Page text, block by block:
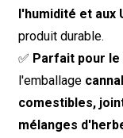
l'humidité et aux
produit durable.
✅ Parfait pour le
l'emballage
comestibles,
mélanges